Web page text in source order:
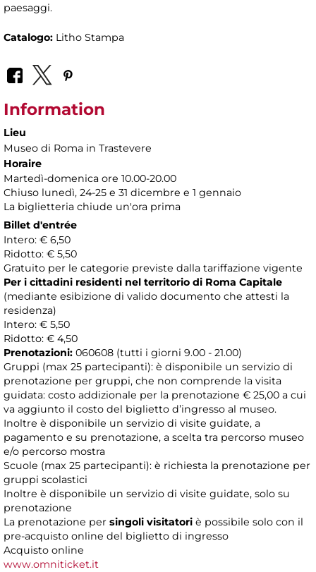
paesaggi.
Catalogo: Litho Stampa
Information
Lieu
Museo di Roma in Trastevere
Horaire
Martedì-domenica ore 10.00-20.00
Chiuso lunedì, 24-25 e 31 dicembre e 1 gennaio
La biglietteria chiude un'ora prima
Billet d'entrée
Intero: € 6,50
Ridotto: € 5,50
Gratuito per le categorie previste dalla tariffazione vigente
Per i cittadini residenti nel territorio di Roma Capitale
(mediante esibizione di valido documento che attesti la
residenza)
Intero: € 5,50
Ridotto: € 4,50
Prenotazioni: 060608 (tutti i giorni 9.00 - 21.00)
Gruppi (max 25 partecipanti): è disponibile un servizio di
prenotazione per gruppi, che non comprende la visita
guidata: costo addizionale per la prenotazione € 25,00 a cui
va aggiunto il costo del biglietto d’ingresso al museo.
Inoltre è disponibile un servizio di visite guidate, a
pagamento e su prenotazione, a scelta tra percorso museo
e/o percorso mostra
Scuole (max 25 partecipanti): è richiesta la prenotazione per
gruppi scolastici
Inoltre è disponibile un servizio di visite guidate, solo su
prenotazione
La prenotazione per singoli visitatori è possibile solo con il
pre-acquisto online del biglietto di ingresso
Acquisto online
www.omniticket.it